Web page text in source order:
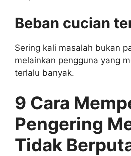
Beban cucian
Sering kali masalah bukan
melainkan pengguna yang
terlalu banyak.
9 Cara
Pengering
Tidak